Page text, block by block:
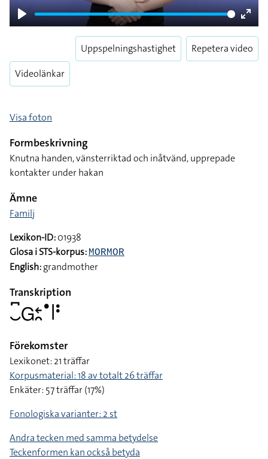
Play
Enter
Videolänkar
Uppspelningshastighet Repetera video
Visa foton
Formbeskrivning
Knutna handen, vänsterriktad och inåtvänd, upprepade
kontakter under hakan
Ämne
Familj
Lexikon-ID:01938
Glosa i STS-korpus: MORMOR
English:grandmother
Transkription
􌤛􌥚􌤦􌥓􌥘􌤟􌥼􌥻
Förekomster
Lexikonet: 21 träffar
Korpusmaterial: 18 av totalt 26 träffar
Enkäter: 57 träffar (17%)
Fonologiska varianter: 2 st
Andra tecken med samma betydelse
Teckenformen kan också betyda